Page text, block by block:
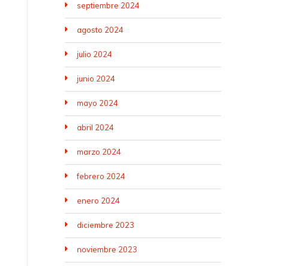
septiembre 2024
agosto 2024
julio 2024
junio 2024
mayo 2024
abril 2024
marzo 2024
febrero 2024
enero 2024
diciembre 2023
noviembre 2023